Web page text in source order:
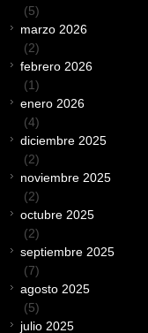
(5)
marzo 2026
(2)
febrero 2026
(1)
enero 2026
(4)
diciembre 2025
(2)
noviembre 2025
(2)
octubre 2025
(2)
septiembre 2025
(7)
agosto 2025
(5)
julio 2025